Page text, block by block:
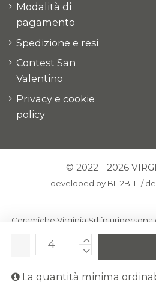
La quantità minima
Modalità di
pagamento
Spedizione e resi
Contest San
Valentino
Privacy e cookie
policy
© 2022 - 2026
developed by BIT2BIT /
Ceramiche Virginia Srl
euro i.v.] - Via Virginio 378 – 50025